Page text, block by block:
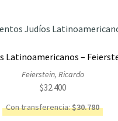
Latinoamericanos –
Feierstein, Ricardo
$32.400
Con transferencia:$30.780